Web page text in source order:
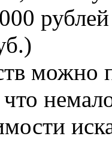
можно